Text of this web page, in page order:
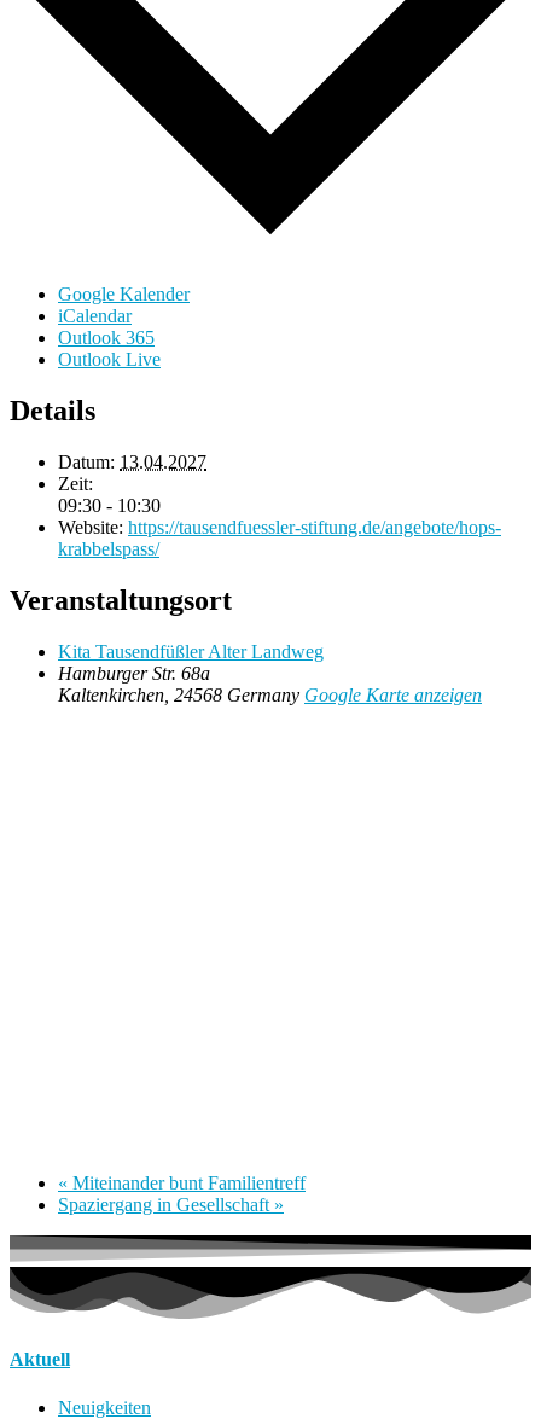
Google Kalender
iCalendar
Outlook 365
Outlook Live
Details
Datum: 13.04.2027
Zeit:
09:30 - 10:30
Website: https://tausendfuessler-stiftung.de/angebote/hops-
krabbelspass/
Veranstaltungsort
Kita Tausendfüßler Alter Landweg
Hamburger Str. 68a
Kaltenkirchen 24568 Germany Google Karte anzeigen
« Miteinander bunt Familientreff
Spaziergang in Gesellschaft »
Aktuell
Neuigkeiten